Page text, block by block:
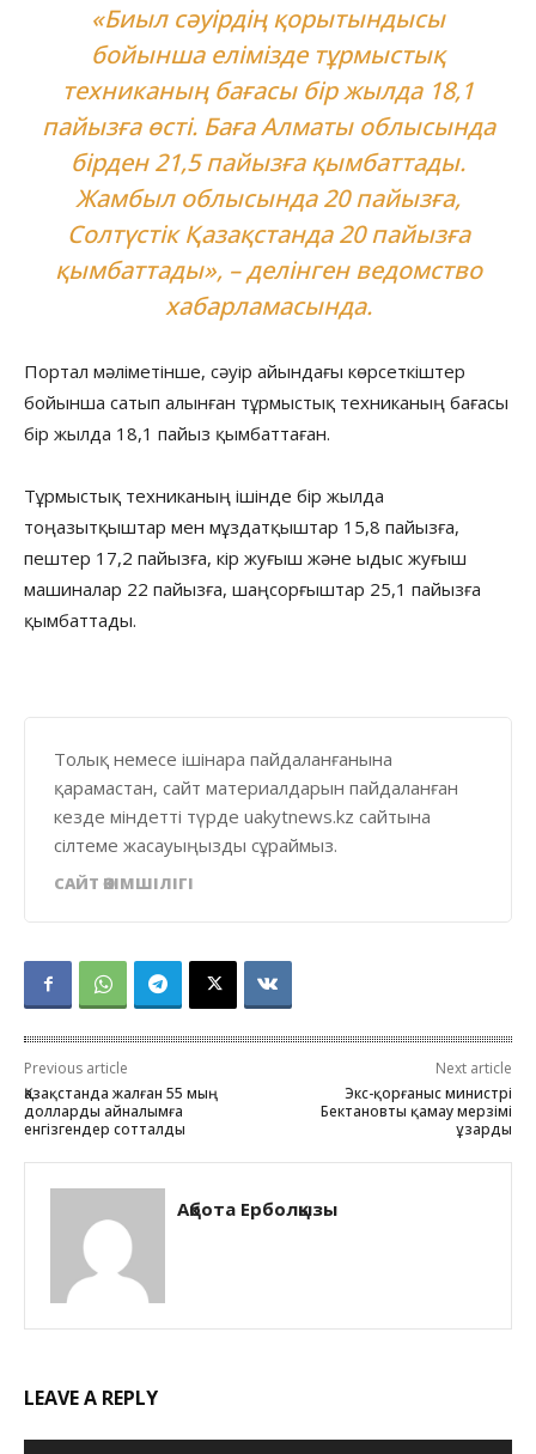
«Биыл сәуірдің қорытындысы
бойынша елімізде тұрмыстық
техниканың бағасы бір жылда 18,1
пайызға өсті. Баға Алматы облысында
бірден 21,5 пайызға қымбаттады.
Жамбыл облысында 20 пайызға,
Солтүстік Қазақстанда 20 пайызға
қымбаттады», – делінген ведомство
хабарламасында.
Портал мәліметінше, сәуір айындағы көрсеткіштер
бойынша сатып алынған тұрмыстық техниканың бағасы
бір жылда 18,1 пайыз қымбаттаған.
Тұрмыстық техниканың ішінде бір жылда
тоңазытқыштар мен мұздатқыштар 15,8 пайызға,
пештер 17,2 пайызға, кір жуғыш және ыдыс жуғыш
машиналар 22 пайызға, шаңсорғыштар 25,1 пайызға
қымбаттады.
Толық немесе ішінара пайдаланғанына
қарамастан, сайт материалдарын пайдаланған
кезде міндетті түрде uakytnews.kz сайтына
сілтеме жасауыңызды сұраймыз.
САЙТ ӘКІМШІЛІГІ
Previous article
Қазақстанда жалған 55 мың
долларды айналымға
енгізгендер сотталды
Next article
Экс-қорғаныс министрі
Бектановты қамау мерзімі
ұзарды
Ақбота Ерболқызы
LEAVE A REPLY